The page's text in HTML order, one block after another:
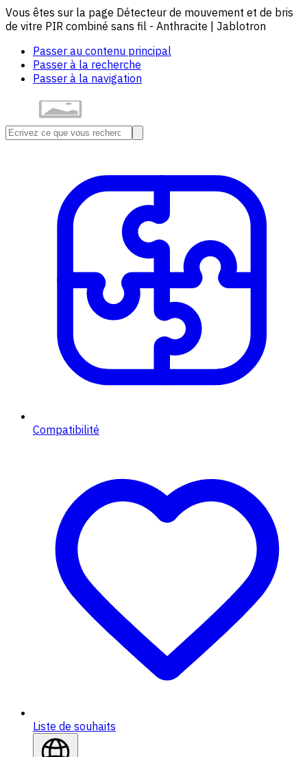
Vous êtes sur la page Détecteur de mouvement et de bris
de vitre PIR combiné sans fil - Anthracite | Jablotron
Passer au contenu principal
Passer à la recherche
Passer à la navigation
Compatibilité
Liste de souhaits